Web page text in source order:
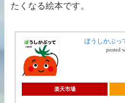
たくなる絵本です。
ぼうしかぶっ
posted
楽天市場